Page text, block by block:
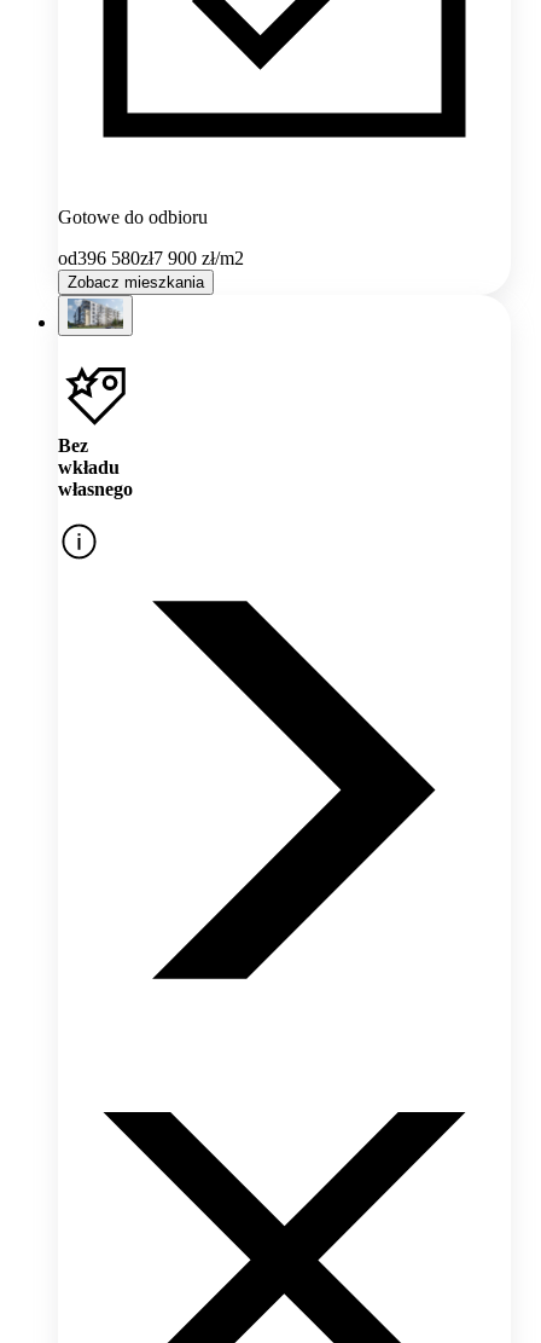
Gotowe do odbioru
od396 580zł7 900 zł/m2
Zobacz mieszkania
Bez
wkładu
własnego